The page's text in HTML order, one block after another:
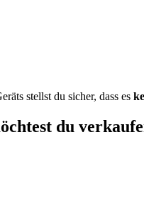
stellst du sicher, dass es
du